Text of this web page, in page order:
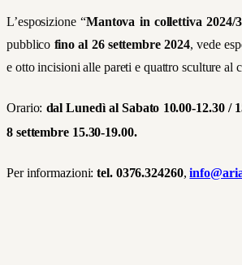
L’esposizione “Mantova in collettiva 2024/3
pubblico fino al 26 settembre 2024, vede
e otto incisioni alle pareti e quattro sculture al
Orario: dal Lunedì al Sabato 10.00-12.30 /
8 settembre 15.30-19.00.
Per informazioni:tel. 0376.324260,